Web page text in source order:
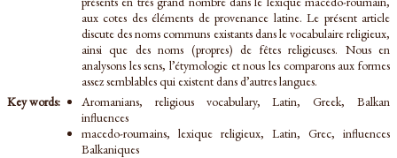
aux cotes des éléments de provenance latine. Le présent article
discute des noms communs existants dans le vocabulaire religieux,
ainsi que des noms (propres) de fêtes religieuses. Nous en
analysons les sens, l’étymologie et nous les comparons aux formes
assez semblables qui existent dans d’autres langues.
Key words:
Aromanians, religious vocabulary, Latin, Greek, Balkan
influences
macedo-roumains, lexique religieux, Latin, Grec, influences
Balkaniques